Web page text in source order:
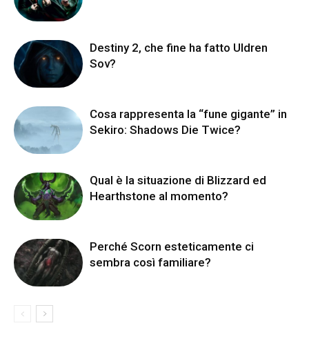
Destiny 2, che fine ha fatto Uldren
Sov?
Cosa rappresenta la “fune gigante” in
Sekiro: Shadows Die Twice?
Qual è la situazione di Blizzard ed
Hearthstone al momento?
Perché Scorn esteticamente ci
sembra così familiare?